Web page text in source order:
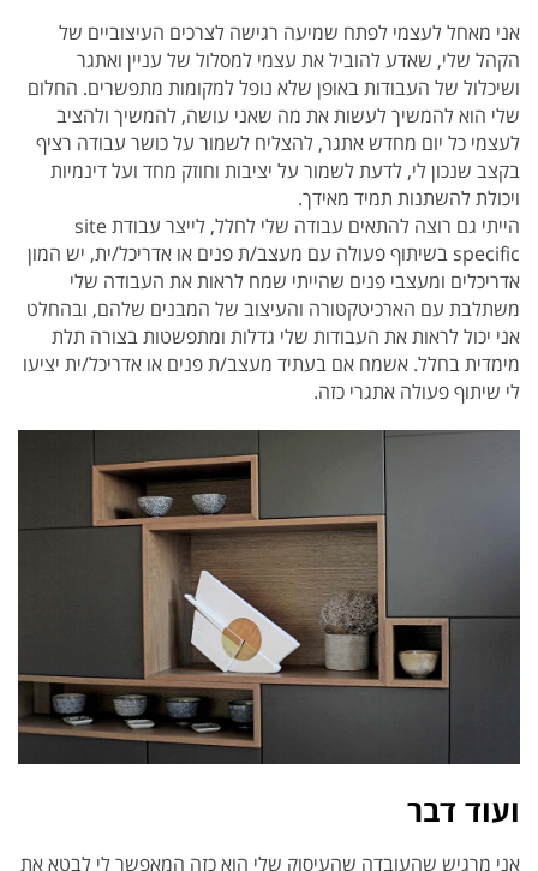
אני מאחל לעצמי לפתח שמיעה רגישה לצרכים העיצוביים של
הקהל שלי, שאדע להוביל את עצמי למסלול של עניין ואתגר
ושיכלול של העבודות באופן שלא נופל למקומות מתפשרים. החלום
שלי הוא להמשיך לעשות את מה שאני עושה, להמשיך ולהציב
לעצמי כל יום מחדש אתגר, להצליח לשמור על כושר עבודה רציף
בקצב שנכון לי, לדעת לשמור על יציבות וחוזק מחד ועל דינמיות
ויכולת להשתנות תמיד מאידך.
הייתי גם רוצה להתאים עבודה שלי לחלל, לייצר עבודת site
specific בשיתוף פעולה עם מעצב/ת פנים או אדריכל/ית, יש המון
אדריכלים ומעצבי פנים שהייתי שמח לראות את העבודה שלי
משתלבת עם הארכיטקטורה והעיצוב של המבנים שלהם, ובהחלט
אני יכול לראות את העבודות שלי גדלות ומתפשטות בצורה תלת
מימדית בחלל. אשמח אם בעתיד מעצב/ת פנים או אדריכל/ית יציעו
לי שיתוף פעולה אתגרי כזה.
ועוד דבר
אני מרגיש שהעובדה שהעיסוק שלי הוא כזה המאפשר לי לבטא את